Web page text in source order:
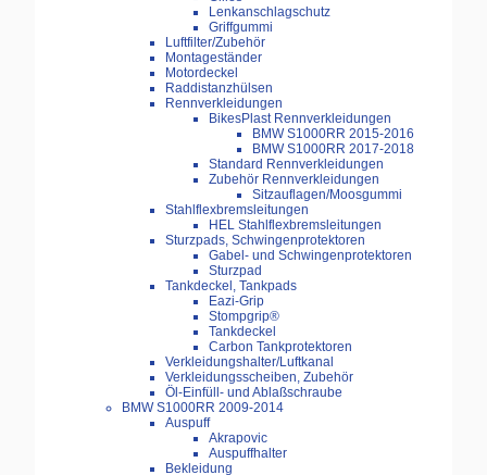
Lenkanschlagschutz
Griffgummi
Luftfilter/Zubehör
Montageständer
Motordeckel
Raddistanzhülsen
Rennverkleidungen
BikesPlast Rennverkleidungen
BMW S1000RR 2015-2016
BMW S1000RR 2017-2018
Standard Rennverkleidungen
Zubehör Rennverkleidungen
Sitzauflagen/Moosgummi
Stahlflexbremsleitungen
HEL Stahlflexbremsleitungen
Sturzpads, Schwingenprotektoren
Gabel- und Schwingenprotektoren
Sturzpad
Tankdeckel, Tankpads
Eazi-Grip
Stompgrip®
Tankdeckel
Carbon Tankprotektoren
Verkleidungshalter/Luftkanal
Verkleidungsscheiben, Zubehör
Öl-Einfüll- und Ablaßschraube
BMW S1000RR 2009-2014
Auspuff
Akrapovic
Auspuffhalter
Bekleidung